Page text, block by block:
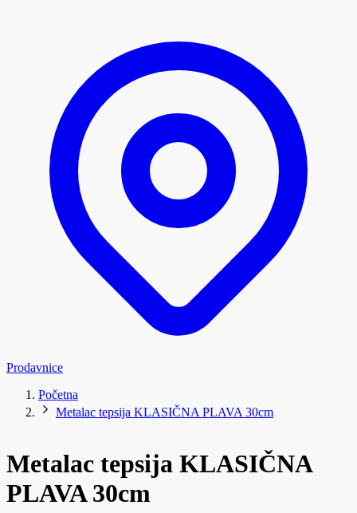
Prodavnice
Početna
Metalac tepsija KLASIČNA PLAVA 30cm
Metalac tepsija KLASIČNA
PLAVA 30cm